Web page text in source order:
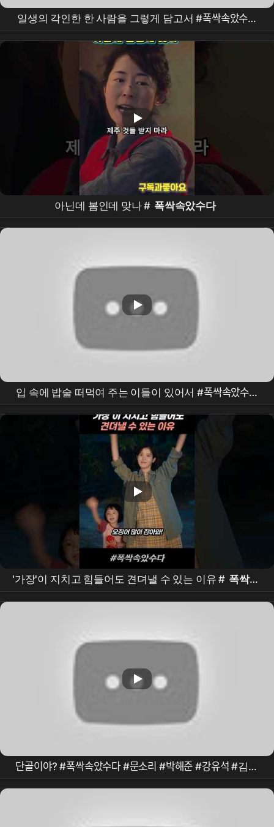
일생의 각인한 한 사람을 그렇게 담고서 #폭싹속았수다
#박해준 #박보검 #문소리 #아이유
아닌데 봄인데 맞나 # 폭싹속았수다
입 속에 밥술 떠먹여 주는 이들이 있어서 #폭싹속았수다
3아이유
'가장'이 지치고 힘들어도 견뎌낼 수 있는 이유 # 폭싹속
았수다 #shorts
단골이야? #폭싹속았수다 #문소리 #박해준 #강유석 #김성
령 #백지원 #이수미 #오민애